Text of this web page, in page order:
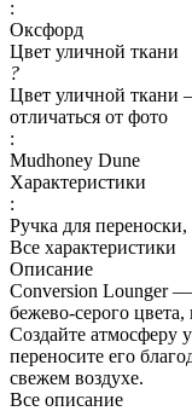
:
Оксфорд
Цвет уличной ткани
?
Цвет уличной ткани
отличаться от фото
:
Mudhoney Dune
Характеристики
:
Ручка для
Все характеристики
Описание
Conversion Lounger —
бежево-серого
Создайте атмосферу
переносите его
свежем воздухе.
Все описание